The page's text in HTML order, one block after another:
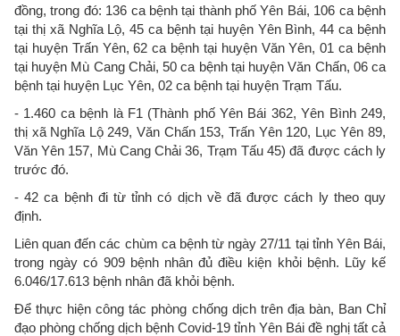
đồng, trong đó: 136 ca bệnh tại thành phố Yên Bái, 106 ca bệnh
tại thị xã Nghĩa Lộ, 45 ca bệnh tại huyện Yên Bình, 44 ca bệnh
tại huyện Trấn Yên, 62 ca bệnh tại huyện Văn Yên, 01 ca bệnh
tại huyện Mù Cang Chải, 50 ca bệnh tại huyện Văn Chấn, 06 ca
bệnh tại huyện Lục Yên, 02 ca bệnh tại huyện Trạm Tấu.
- 1.460 ca bệnh là F1 (Thành phố Yên Bái 362, Yên Bình 249,
thị xã Nghĩa Lộ 249, Văn Chấn 153, Trấn Yên 120, Lục Yên 89,
Văn Yên 157, Mù Cang Chải 36, Trạm Tấu 45) đã được cách ly
trước đó.
- 42 ca bệnh đi từ tỉnh có dịch về đã được cách ly theo quy
định.
Liên quan đến các chùm ca bệnh từ ngày 27/11 tại tỉnh Yên Bái,
trong ngày có 909 bệnh nhân đủ điều kiện khỏi bệnh. Lũy kế
6.046/17.613 bệnh nhân đã khỏi bệnh.
Để thực hiện công tác phòng chống dịch trên địa bàn, Ban Chỉ
đạo phòng chống dịch bệnh Covid-19 tỉnh Yên Bái đề nghị tất cả